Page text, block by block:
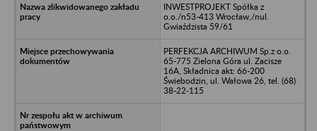
INWESTPROJEKT Spółka z
o.o./n53-413 Wrocław,/nul.
Gwiaździsta 59/61
PERFEKCJA ARCHIWUM Sp.z o.o.
65-775 Zielona Góra ul. Zacisze
16A, Składnica akt: 66-200
Świebodzin, ul. Wałowa 26, tel. (68)
38-22-115